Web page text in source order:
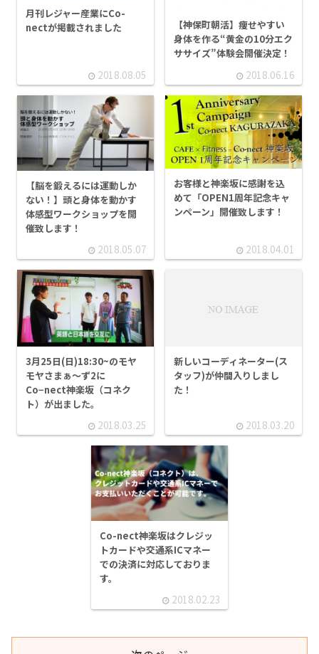
月刊レジャー産業にCo-
nectが掲載されました
2018.08.05
【神保町朝活】痩せやすい
身体を作る“黄金の10分エク
ササイズ”体験会開催決定！
2018.06.16
【脳を鍛えるには運動しか
ない！】頭と身体を動かす
体感型ワークショップを開
催致します！
2018.05.07
お客様と神楽坂に感謝を込
めて「OPEN1周年記念キャ
ンペーン」開催致します！
2018.04.01
3月25日(日)18:30~のモヤ
モヤさまぁ～ず2に
Co−nect神楽坂（コネク
ト）が出ました。
2018.03.25
新しいコーディネーター(ス
タッフ)が仲間入りしまし
た！
2018.03.20
Co-nect神楽坂はクレジッ
トカードや交通系ICマネー
での決済に対応しておりま
す。
2018.02.23